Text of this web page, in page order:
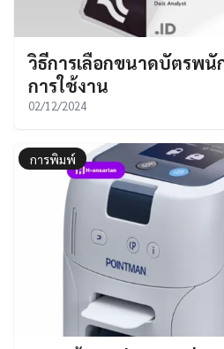
วิธีการเลือกขนาดบัตรพนั
การใช้งาน
02/12/2024
การพิมพ์